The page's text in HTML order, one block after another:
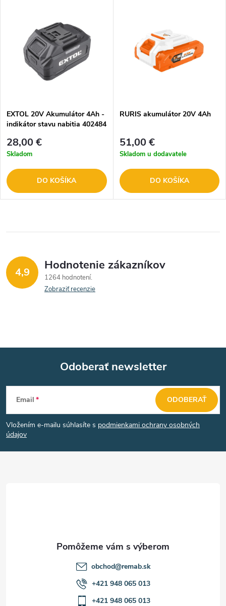
EXTOL 20V Akumulátor 4Ah -
indikátor stavu nabitia 402484
28,00 €
Skladom
DO KOŠÍKA
RURIS akumulátor 20V 4Ah
51,00 €
Skladom u dodavatele
DO KOŠÍKA
4,9 Hodnotenie zákazníkov
1264 hodnotení
Zobraziť recenzie
Z
á
p
Odoberať newsletter
Email
Vložením e-mailu súhlasíte s podmienkami ochrany osobných
údajov
ODOBERAŤ
obchod@remab.sk
+421 948 065 013
+421 948 065 013